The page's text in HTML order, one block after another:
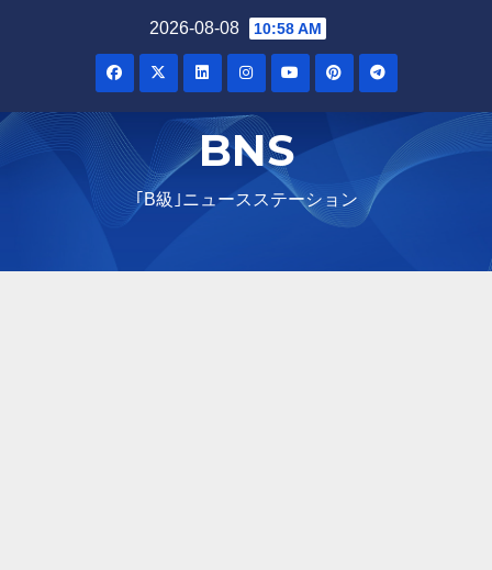
2026-08-08 10:58 AM
BNS
｢B級｣ニュースステーション